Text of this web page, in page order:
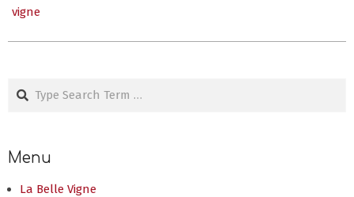
vigne
Menu
La Belle Vigne